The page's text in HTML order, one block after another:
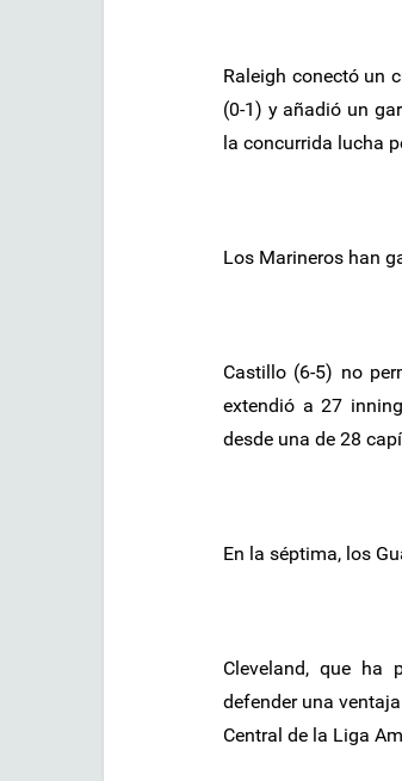
Raleigh conectó un
(0-1) y añadió un
la concurrida lucha
Los Marineros han
Castillo (6-5) no
extendió a 27
desde una de 28
En la séptima, los
Cleveland, que ha
defender una
Central de la Liga